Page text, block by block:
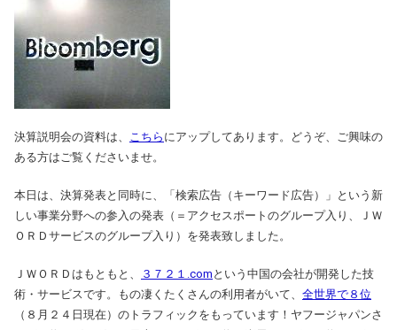
決算説明会の資料は、 こちら にアップしてあります。どうぞ、ご興味の
ある方はご覧くださいませ。
本日は、決算発表と同時に、「検索広告（キーワード広告）」という新
しい事業分野への参入の発表（＝アクセスポートのグループ入り、ＪＷ
ＯＲＤサービスのグループ入り）を発表致しました。
ＪＷＯＲＤはもともと、 ３７２１.com という中国の会社が開発した技
術・サービスです。もの凄くたくさんの利用者がいて、 全世界で８位
（８月２４日現在）のトラフィックをもっています！ヤフージャパンさ